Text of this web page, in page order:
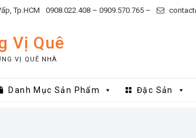
Tp.HCM 0908.022.408 – 0909.570.765 –
Vị Quê
VỊ QUÊ NHÀ
Danh Mục Sản Phẩm Đặc Sản